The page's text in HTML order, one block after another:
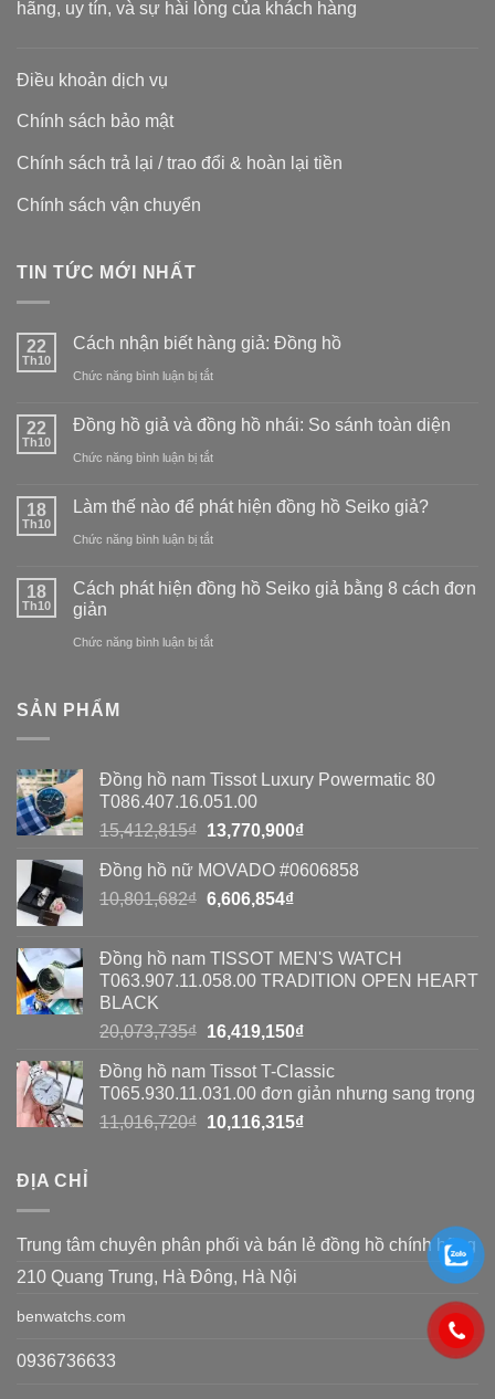
hãng, uy tín, và sự hài lòng của khách hàng
Điều khoản dịch vụ
Chính sách bảo mật
Chính sách trả lại / trao đổi & hoàn lại tiền
Chính sách vận chuyển
TIN TỨC MỚI NHẤT
22
Th10
Cách nhận biết hàng giả: Đồng hồ
Chức năng bình luận bị tắtở
nhận
hàng
hồ
22
Th10
Đồng hồ giả và đồng hồ nhái: So sánh toàn diện
Chức năng bình luận bị tắtở
và
hồ
diện
18
Th10
Làm thế nào để phát hiện đồng hồ Seiko giả?
Chức năng bình luận bị tắtở
thế
hồ
18
Th10
Cách phát hiện đồng hồ Seiko giả bằng 8 cách đơn
giản
Chức năng bình luận bị tắtở
hồ
Seiko
cách
đơn
SẢN PHẨM
Đồng hồ nam Tissot Luxury Powermatic 80
T086.407.16.051.00
15,412,815₫ Giá
là:
15,412,815₫.
13,770,900₫Giá
tại
Đồng hồ nữ MOVADO #0606858
10,801,682₫ Giá
10,801,682₫.
6,606,854₫Giá
là:
6,606,854₫.
Đồng hồ nam TISSOT MEN'S WATCH
T063.907.11.058.00 TRADITION OPEN HEART
BLACK
20,073,735₫ Giá
là:
20,073,735₫.
16,419,150₫Giá
tại
là:
16,419,150₫.
Đồng hồ nam Tissot T-Classic
T065.930.11.031.00 đơn giản nhưng sang trọng
11,016,720₫ Giá
10,116,315₫Giá
ĐỊA CHỈ
Trung tâm chuyên phân phối và bán lẻ đồng hồ chính hãng
210 Quang Trung, Hà Đông, Hà Nội
benwatchs.com
0936736633